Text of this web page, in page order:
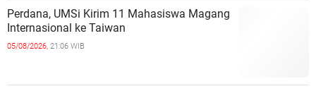
Perdana, UMSi Kirim 11 Mahasiswa Magang
Internasional ke Taiwan
05/08/2026, 21:06 WIB